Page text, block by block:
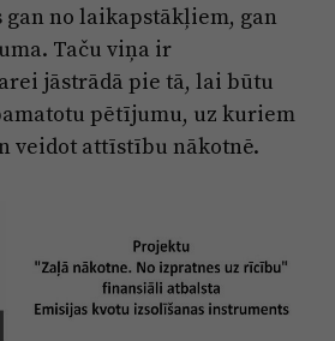
gan no laikapstākļiem, gan
Taču viņa ir
jāstrādā pie tā, lai būtu
pētījumu, uz kuriem
veidot attīstību nākotnē.